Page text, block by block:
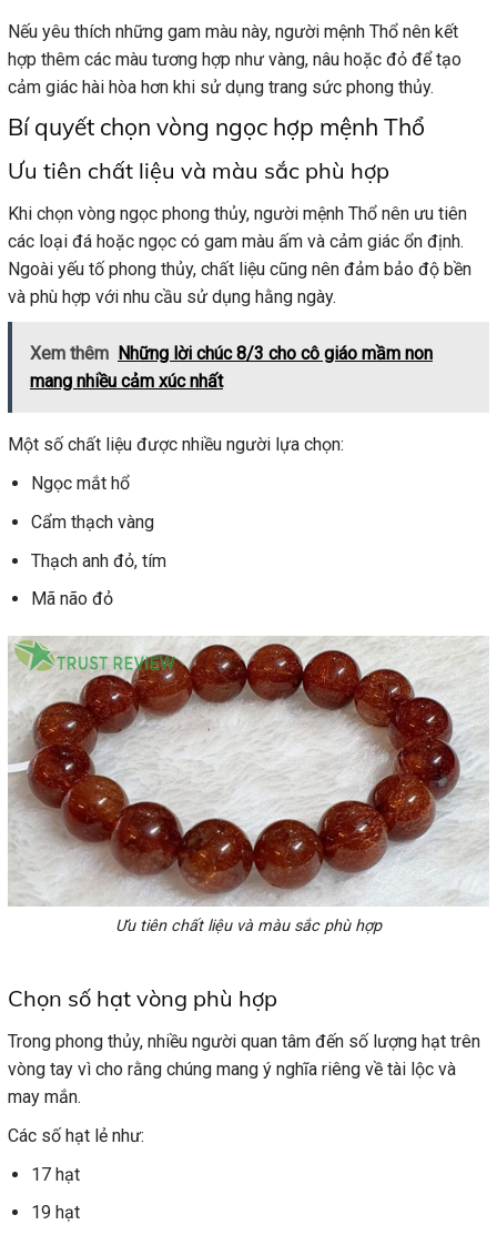
Nếu yêu thích những gam màu này, người mệnh Thổ nên kết
hợp thêm các màu tương hợp như vàng, nâu hoặc đỏ để tạo
cảm giác hài hòa hơn khi sử dụng trang sức phong thủy.
Bí quyết chọn vòng ngọc hợp mệnh Thổ
Ưu tiên chất liệu và màu sắc phù hợp
Khi chọn vòng ngọc phong thủy, người mệnh Thổ nên ưu tiên
các loại đá hoặc ngọc có gam màu ấm và cảm giác ổn định.
Ngoài yếu tố phong thủy, chất liệu cũng nên đảm bảo độ bền
và phù hợp với nhu cầu sử dụng hằng ngày.
Xem thêm Những lời chúc 8/3 cho cô giáo mầm non
mang nhiều cảm xúc nhất
Một số chất liệu được nhiều người lựa chọn:
Ngọc mắt hổ
Cẩm thạch vàng
Thạch anh đỏ, tím
Mã não đỏ
Ưu tiên chất liệu và màu sắc phù hợp
Chọn số hạt vòng phù hợp
Trong phong thủy, nhiều người quan tâm đến số lượng hạt trên
vòng tay vì cho rằng chúng mang ý nghĩa riêng về tài lộc và
may mắn.
Các số hạt lẻ như:
17 hạt
19 hạt